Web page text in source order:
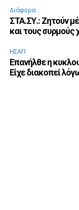
Διάφορα
ΣΤΑ.ΣΥ.: Ζητούν
και τους συρμούς
ΗΣΑΠ
Επανήλθε η
Είχε διακοπεί